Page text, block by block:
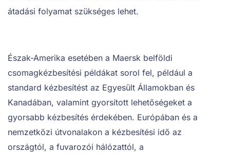
átadási folyamat szükséges lehet.
Észak-Amerika esetében a Maersk belföldi
csomagkézbesítési példákat sorol fel, például a
standard kézbesítést az Egyesült Államokban és
Kanadában, valamint gyorsított lehetőségeket a
gyorsabb kézbesítés érdekében. Európában és a
nemzetközi útvonalakon a kézbesítési idő az
országtól, a fuvarozói hálózattól, a